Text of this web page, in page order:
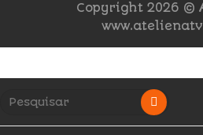
Copyright 2026 ©